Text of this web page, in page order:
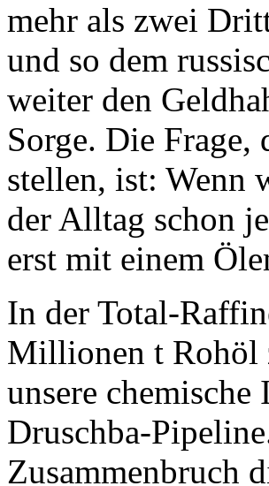
mehr als zwei
und so dem
weiter den
Sorge. Die Frage,
stellen, ist: Wenn
der Alltag schon
erst mit einem
In der Total-
Millionen t Rohöl
unsere
Druschba-
Zusammenbruch